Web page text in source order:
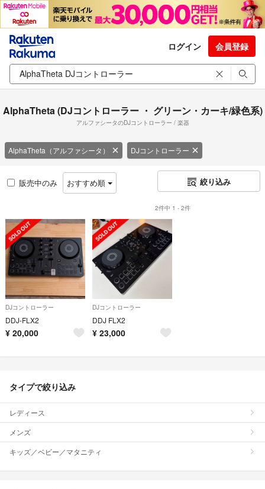
ログイン 会員登録
AlphaTheta (DJコントローラー ・ グリーン・カーキ/緑色系)
アルファシータのDJコントローラー / 楽器
AlphaTheta（アルファシータ） DJコントローラー
販売中のみ おすすめ順 絞り込み
2件中 1 - 2件
DJコントローラー
DDJ-FLX2
¥ 20,000
DJコントローラー
DDJ FLX2
¥ 23,000
タイプで絞り込み
レディース
メンズ
キッズ／ベビー／マタニティ